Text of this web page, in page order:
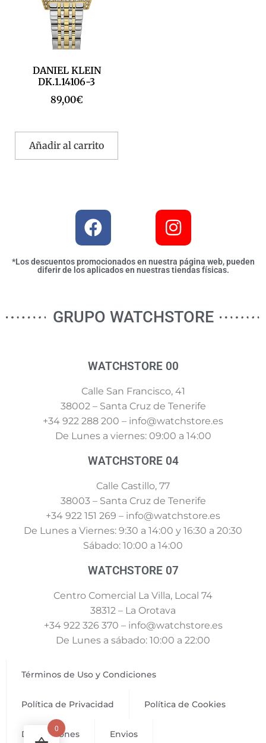
DANIEL KLEIN
DK.1.14106-3
89,00€
Añadir al carrito
*Los descuentos promocionados en nuestra página web, pueden
diferir de los aplicados en nuestras tiendas físicas.
GRUPO WATCHSTORE
WATCHSTORE 00
Calle San Francisco, 41
38002 – Santa Cruz de Tenerife
+34 922 288 200 – info@watchstore.es
De Lunes a viernes: 09:00 a 14:00
WATCHSTORE 04
Calle Castillo, 77
38003 – Santa Cruz de Tenerife
+34 922 151 269 – info@watchstore.es
De Lunes a Viernes: 9:30 a 14:00 y 16:30 a 20:30
Sábado: 10:00 a 14:00
WATCHSTORE 07
Centro Comercial La Villa, Local 74
38312 – La Orotava
+34 922 326 370 – info@watchstore.es
De Lunes a sábado: 10:00 a 22:00
Términos de Uso y Condiciones
Política de Privacidad Política de Cookies
Devoluciones Envios
0